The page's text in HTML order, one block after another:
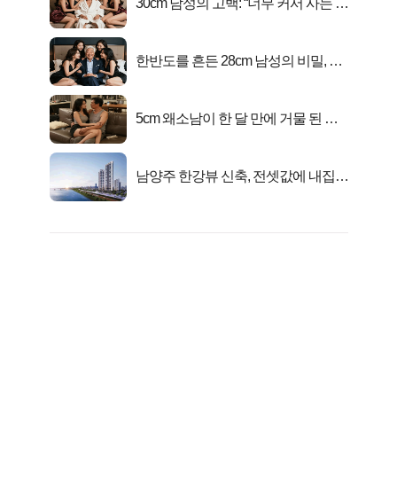
30cm 남성의 고백: “너무 커서 사는 게
한반도를 흔든 28cm 남성의 비밀, 매
5cm 왜소남이 한 달 만에 거물 된 사
남양주 한강뷰 신축, 전셋값에 내집마